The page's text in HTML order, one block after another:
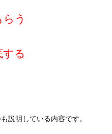
う
する
説明している内容です。